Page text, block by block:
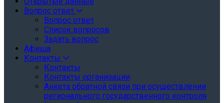
Вопрос ответ
Вопрос ответ
Список вопросов
Задать вопрос
Афиша
Контакты
Контакты
Контакты организации
Анкета обратной связи при осуществлении
регионального государственного контроля